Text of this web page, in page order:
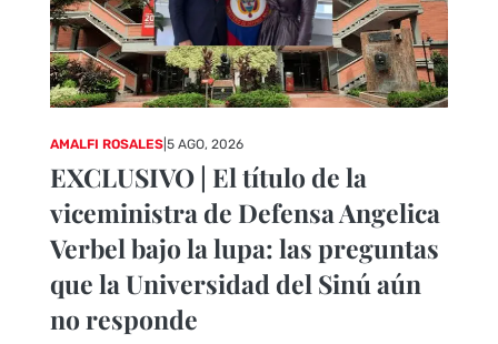
AMALFI ROSALES| 5 AGO, 2026
EXCLUSIVO | El título de la
viceministra de Defensa Angelica
Verbel bajo la lupa: las preguntas
que la Universidad del Sinú aún
no responde